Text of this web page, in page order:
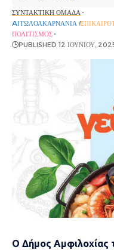
ΣΥΝΤΑΚΤΙΚΉ ΟΜΆΔΑ
AΙΤΩΛΟΑΚΑΡΝΑΝΊΑ
ΠΟΛΙΤΙΣΜΌΣ
PUBLISHED 12 ΙΟΥΝΊΟΥ,
Ο Δήμος Αμφιλοχίας